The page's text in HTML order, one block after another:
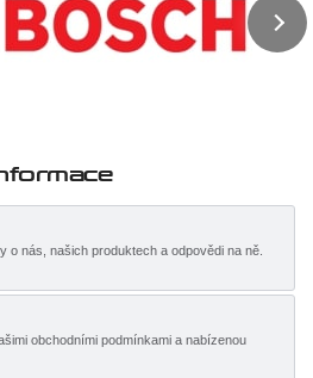
o nás, našich produktech a odpovědi na ně.
obchodními podmínkami a nabízenou